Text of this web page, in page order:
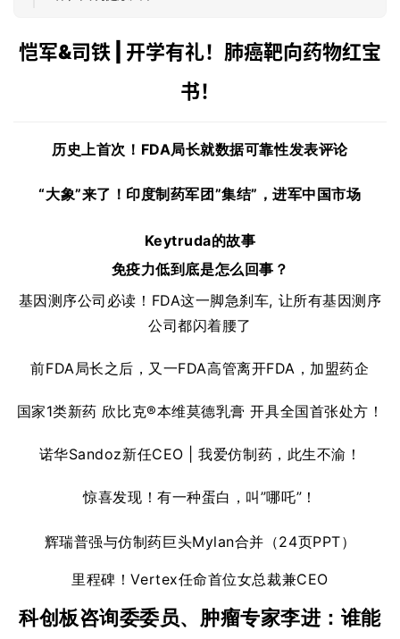
B
学
l
联
系
登录 注册
恺军&司铁 | 开学有礼！ 肺癌靶向药物红宝
书！
历史上首次！FDA局长就数据可靠性发表评论
“大象”来了！ 印度制药军团”集结”，进军中国市场
Keytruda的故事
免疫力低到底是怎么回事？
基因测序公司必读！ FDA这一脚急刹车, 让所有基因测序
公司都闪着腰了
前FDA局长之后，又一FDA高管离开FDA，加盟药企
国家1类新药 欣比克®本维莫德乳膏 开具全国首张处方！
诺华Sandoz新任CEO | 我爱仿制药，此生不渝！
惊喜发现！有一种蛋白，叫”哪吒”！
辉瑞普强与仿制药巨头Mylan合并（24页PPT）
里程碑！Vertex任命首位女总裁兼CEO
科创板咨询委委员、肿瘤专家李进： 谁能